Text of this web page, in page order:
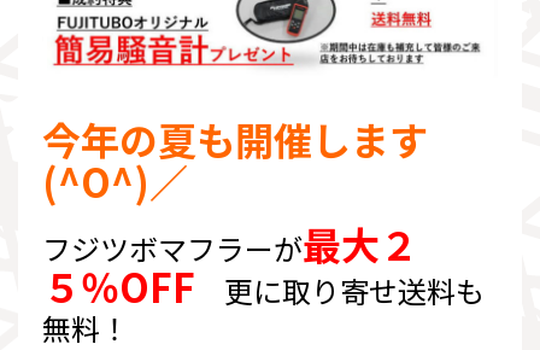
今年の夏も開催します
(^O^)／
フジツボマフラーが最大２
５％OFF 更に取り寄せ送料も
無料！